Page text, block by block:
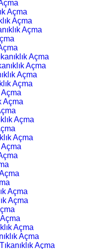
Açma
Açma
Açma
Açma
Açma
Açma
Açma
Açma
Açma
Açma
Açma
Açma
Açma
Açma
Açma
Açma
Açma